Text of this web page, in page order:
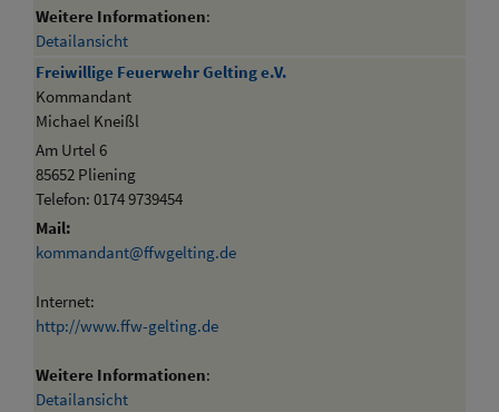
Weitere Informationen:
Detailansicht
Freiwillige Feuerwehr Gelting e.V.
Kommandant
Michael Kneißl
Am Urtel 6
85652 Pliening
Telefon: 0174 9739454
Mail:
kommandant@ffwgelting.de
Internet:
http://www.ffw-gelting.de
Weitere Informationen:
Detailansicht